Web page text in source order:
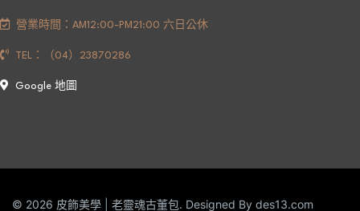
營業時間：AM12:00-PM21:00 六日公休
TEL：（04）23870286
Google 地圖
© 2026 皮飾美學 | 老靈魂古董包. Designed By des13.com